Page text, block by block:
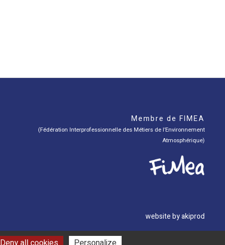
Membre de FIMEA
(Fédération Interprofessionnelle des Métiers de l’Environnement
Atmosphérique)
website by akiprod